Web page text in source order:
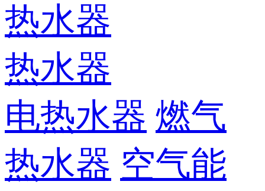
热水器
热水器
电热水器 燃气
热水器 空气能